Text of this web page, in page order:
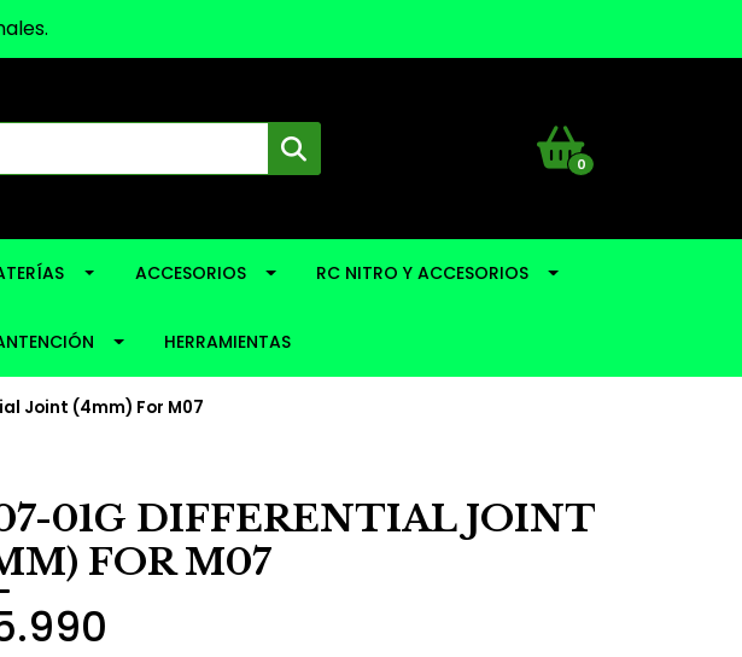
0
ACCESORIOS RC NITRO Y ACCESORIOS
HERRAMIENTAS
Joint (4mm) For M07
01G DIFFERENTIAL JOINT
FOR M07